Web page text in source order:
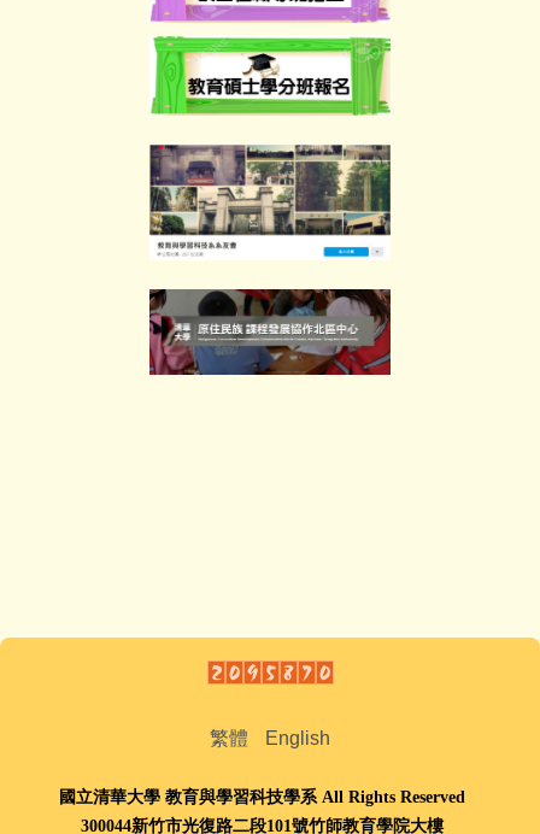
繁體 English
國立清華大學 教育與學習科技學系 All Rights Reserved
300044新竹市光復路二段101號竹師教育學院大樓